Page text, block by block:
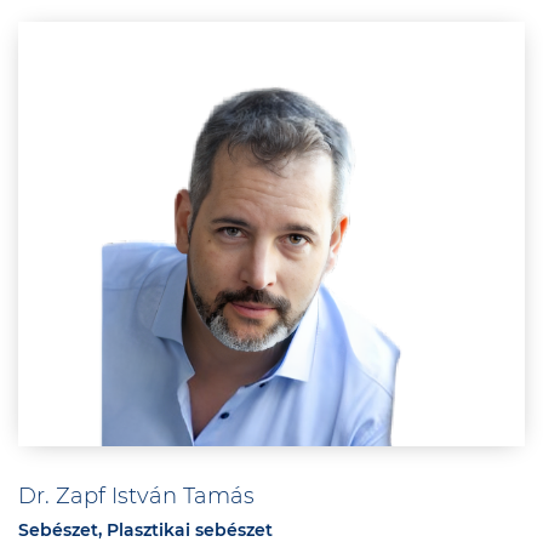
Dr. Zapf István Tamás
Sebészet, Plasztikai sebészet